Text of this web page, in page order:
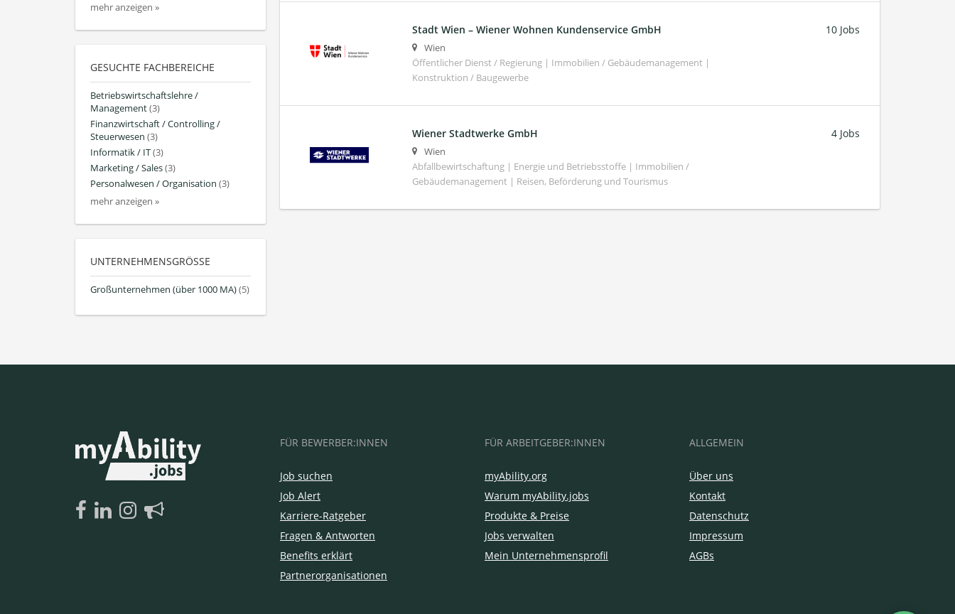
mehr anzeigen »
GESUCHTE FACHBEREICHE
Betriebswirtschaftslehre /
Management(3)
Finanzwirtschaft / Controlling /
Steuerwesen (3)
Informatik / IT(3)
Marketing / Sales(3)
Personalwesen / Organisation (3)
mehr anzeigen »
UNTERNEHMENSGRÖSSE
Großunternehmen (über 1000 MA)(5)
Stadt Wien – Wiener Wohnen Kundenservice GmbH
Wien
Öffentlicher Dienst / Regierung | Immobilien / Gebäudemanagement |
Konstruktion / Baugewerbe
10 Jobs
Wiener Stadtwerke GmbH
Wien
Abfallbewirtschaftung | Energie und Betriebsstoffe | Immobilien /
Gebäudemanagement | Reisen, Beförderung und Tourismus
4 Jobs
FÜR BEWERBER:INNEN
Job suchen
Job Alert
Karriere-Ratgeber
Fragen & Antworten
Benefits erklärt
Partnerorganisationen
FÜR ARBEITGEBER:INNEN
myAbility.org
Warum myAbility.jobs
Produkte & Preise
Jobs verwalten
Mein Unternehmensprofil
ALLGEMEIN
Über uns
Kontakt
Datenschutz
Impressum
AGBs